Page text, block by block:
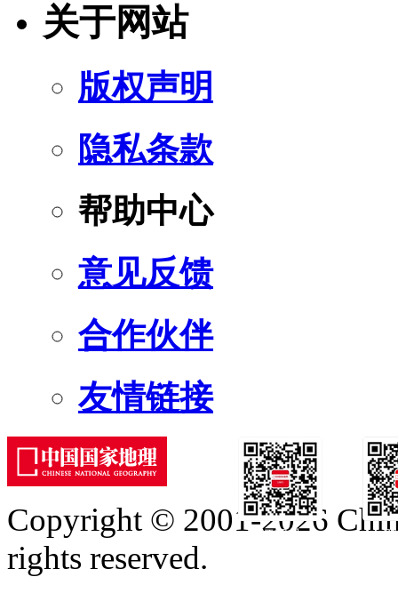
关于网站
版权声明
隐私条款
帮助中心
意见反馈
合作伙伴
友情链接
订阅号
Copyright © 2001-2026
rights reserved.